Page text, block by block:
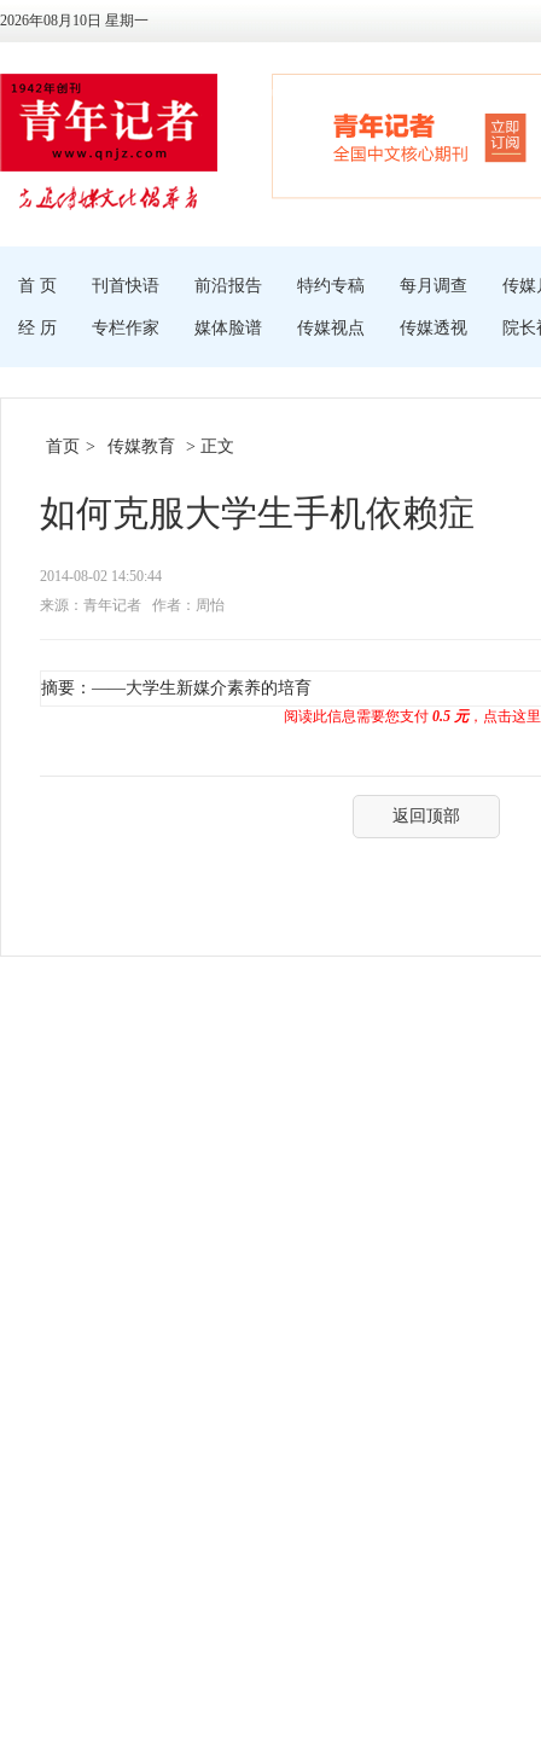
2026年08月10日 星期一
首 页 刊首快语 前沿报告 特约专稿 每月调查 传媒
经 历 专栏作家 媒体脸谱 传媒视点 传媒透视 院长
首页 > 传媒教育 > 正文
如何克服大学生手机依赖症
2014-08-02 14:50:44
来源：青年记者
作者：周怡
摘要：——大学生新媒介素养的培育
阅读此信息需要您支付 0.5 元，点击这
返回顶部